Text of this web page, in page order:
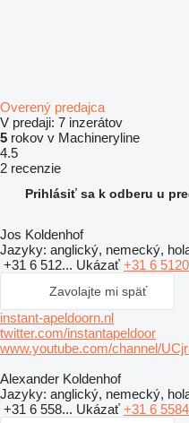
Overený predajca
V predaji: 7 inzerátov
5 rokov v Machineryline
4.5
2 recenzie
Prihlásiť sa k odberu u
Jos Koldenhof
Jazyky: anglický, nemecký,
+31 6 512... Ukázať +31 6
Zavolajte mi späť
instant-apeldoorn.nl
twitter.com/instantapeldoor
www.youtube.com/channel/
Alexander Koldenhof
Jazyky: anglický, nemecký,
+31 6 558... Ukázať +31 6